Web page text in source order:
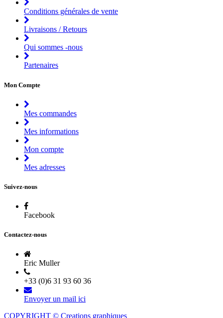
Conditions générales de vente
Livraisons / Retours
Qui sommes -nous
Partenaires
Mon Compte
Mes commandes
Mes informations
Mon compte
Mes adresses
Suivez-nous
Facebook
Contactez-nous
Eric Muller
+33 (0)6 31 93 60 36
Envoyer un mail ici
COPYRIGHT © Creations graphiques